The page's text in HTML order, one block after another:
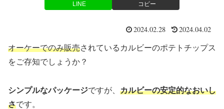
LINE コピー
2024.02.28 2024.04.02
オーケーでのみ販売されているカルビーのポテトチップス
をご存知でしょうか？
シンプルなパッケージですが、 カルビーの安定的なおいし
さです。